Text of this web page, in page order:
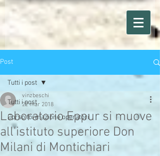
Post
Tutti i post
Corso formazione operatori
Tutti i post
Laboratorio Eppur si muove
all'istituto superiore Don
Milani di Montichiari
vinzbeschi
22 mar 2018